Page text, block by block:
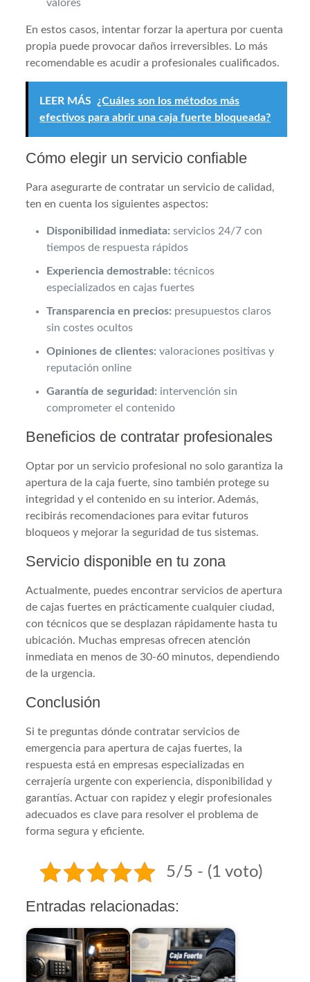
valores
En estos casos, intentar forzar la apertura por cuenta
propia puede provocar daños irreversibles. Lo más
recomendable es acudir a profesionales cualificados.
LEER MÁS ¿Cuáles son los métodos más
efectivos para abrir una caja fuerte bloqueada?
Cómo elegir un servicio confiable
Para asegurarte de contratar un servicio de calidad,
ten en cuenta los siguientes aspectos:
Disponibilidad inmediata: servicios 24/7 con
tiempos de respuesta rápidos
Experiencia demostrable: técnicos
especializados en cajas fuertes
Transparencia en precios: presupuestos claros
sin costes ocultos
Opiniones de clientes: valoraciones positivas y
reputación online
Garantía de seguridad: intervención sin
comprometer el contenido
Beneficios de contratar profesionales
Optar por un servicio profesional no solo garantiza la
apertura de la caja fuerte, sino también protege su
integridad y el contenido en su interior. Además,
recibirás recomendaciones para evitar futuros
bloqueos y mejorar la seguridad de tus sistemas.
Servicio disponible en tu zona
Actualmente, puedes encontrar servicios de apertura
de cajas fuertes en prácticamente cualquier ciudad,
con técnicos que se desplazan rápidamente hasta tu
ubicación. Muchas empresas ofrecen atención
inmediata en menos de 30-60 minutos, dependiendo
de la urgencia.
Conclusión
Si te preguntas dónde contratar servicios de
emergencia para apertura de cajas fuertes, la
respuesta está en empresas especializadas en
cerrajería urgente con experiencia, disponibilidad y
garantías. Actuar con rapidez y elegir profesionales
adecuados es clave para resolver el problema de
forma segura y eficiente.
5/5 - (1 voto)
Entradas relacionadas: